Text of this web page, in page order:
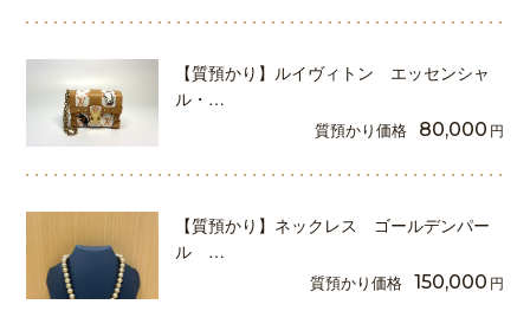
【質預かり】ルイヴィトン エッセンシャ
ル・…
質預かり価格 80,000 円
【質預かり】ネックレス ゴールデンパー
ル …
質預かり価格 150,000 円